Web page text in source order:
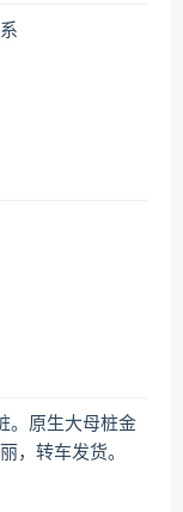
。原生大母桩金
，转车发货。